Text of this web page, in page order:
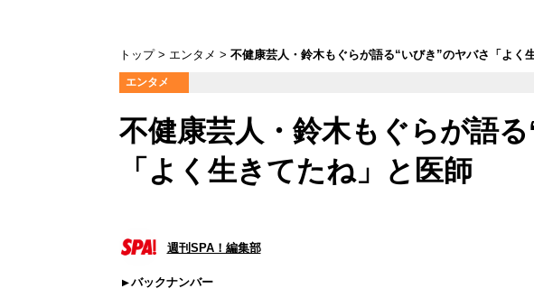
トップ エンタメ 不健康芸人・鈴木もぐらが語る“いびき”のヤバさ「よく
エンタメ
不健康芸人・鈴木もぐらが語
「よく生きてたね」と医師
週刊SPA！編集部
バックナンバー